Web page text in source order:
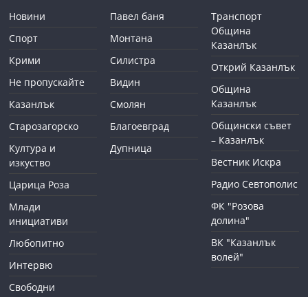
Новини
Спорт
Крими
Не пропускайте
Казанлък
Старозагорско
Култура и
изкуство
Царица Роза
Млади
инициативи
Любопитно
Интервю
Свободни
Павел баня
Монтана
Силистра
Видин
Смолян
Благоевград
Дупница
Транспорт
Община
Казанлък
Открий Казанлък
Община
Казанлък
Общински съвет
– Казанлък
Вестник Искра
Радио Севтополис
ФК "Розова
долина"
ВК "Казанлък
волей"